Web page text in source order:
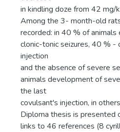
in kindling doze from 42 mg/
Among the 3- month-old
recorded: in 40 % of
clonic-tonic seizures, 40 %
injection
and the absence of severe
animals development of
the last
covulsant's injection, in
Diploma thesis is presented
links to 46 references (8